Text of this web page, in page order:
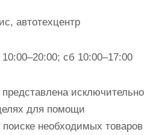
автотехцентр
10:00–20:00; сб 10:00–17:00
исключительно
для помощи
поиске необходимых товаров